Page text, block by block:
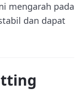
mengarah pada
dan dapat